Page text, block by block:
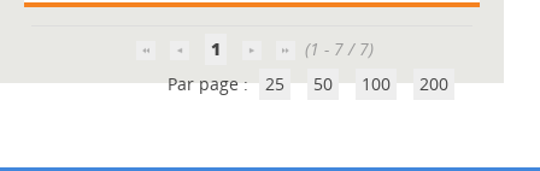
1
(1 - 7 / 7)
Par page : 25 50 100 200